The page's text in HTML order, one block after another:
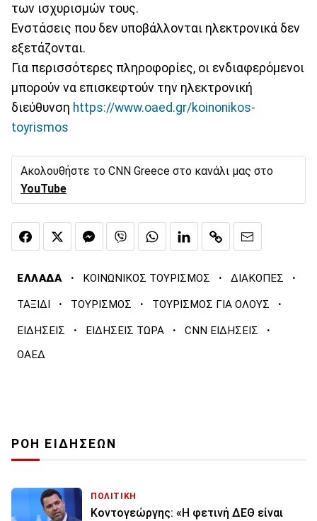
των ισχυρισμών τους.
Ενστάσεις που δεν υποβάλλονται ηλεκτρονικά δεν
εξετάζονται.
Για περισσότερες πληροφορίες, οι ενδιαφερόμενοι
μπορούν να επισκεφτούν την ηλεκτρονική
διεύθυνση https://www.oaed.gr/koinonikos-
toyrismos
Ακολουθήστε το CNN Greece στο κανάλι μας στο
YouTube
ΕΛΛΑΔΑ · ΚΟΙΝΩΝΙΚΟΣ ΤΟΥΡΙΣΜΟΣ · ΔΙΑΚΟΠΕΣ ·
ΤΑΞΙΔΙ · ΤΟΥΡΙΣΜΟΣ · ΤΟΥΡΙΣΜΟΣ ΓΙΑ ΟΛΟΥΣ ·
ΕΙΔΗΣΕΙΣ · ΕΙΔΗΣΕΙΣ ΤΩΡΑ · CNN ΕΙΔΗΣΕΙΣ ·
ΟΑΕΔ
ΡΟΗ ΕΙΔΗΣΕΩΝ
ΠΟΛΙΤΙΚΗ
Κοντογεώργης: «Η φετινή ΔΕΘ είναι